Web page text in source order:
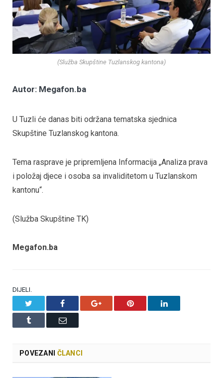
(Služba Skupštine Tuzlanskog kantona)
Autor: Megafon.ba
U Tuzli će danas biti održana tematska sjednica
Skupštine Tuzlanskog kantona.
Tema rasprave je pripremljena Informacija „Analiza prava
i položaj djece i osoba sa invaliditetom u Tuzlanskom
kantonu“.
(Služba Skupštine TK)
Megafon.ba
DIJELI.
Facebook Google+ Pinterest LinkedIn
Tumblr Email
POVEZANI ČLANCI